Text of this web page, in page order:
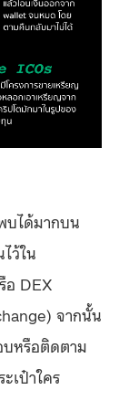
บได้มากบน
ว้ใน
อ DEX
จากนั้น
บหรือติดตาม
เป๋าใคร